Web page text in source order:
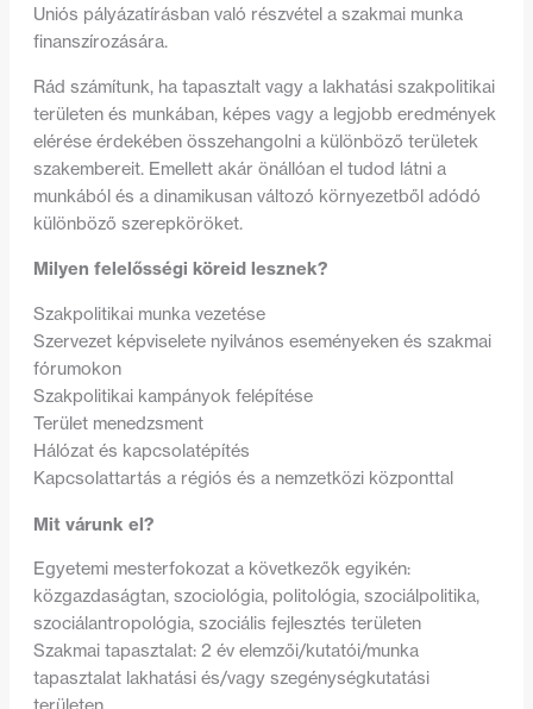
Uniós pályázatírásban való részvétel a szakmai munka
finanszírozására.
Rád számítunk, ha tapasztalt vagy a lakhatási szakpolitikai
területen és munkában, képes vagy a legjobb eredmények
elérése érdekében összehangolni a különböző területek
szakembereit. Emellett akár önállóan el tudod látni a
munkából és a dinamikusan változó környezetből adódó
különböző szerepköröket.
Milyen felelősségi köreid lesznek?
Szakpolitikai munka vezetése
Szervezet képviselete nyilvános eseményeken és szakmai
fórumokon
Szakpolitikai kampányok felépítése
Terület menedzsment
Hálózat és kapcsolatépítés
Kapcsolattartás a régiós és a nemzetközi központtal
Mit várunk el?
Egyetemi mesterfokozat a következők egyikén:
közgazdaságtan, szociológia, politológia, szociálpolitika,
szociálantropológia, szociális fejlesztés területen
Szakmai tapasztalat: 2 év elemzői/kutatói/munka
tapasztalat lakhatási és/vagy szegénységkutatási